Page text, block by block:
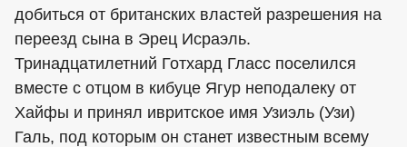
добиться от британских властей разрешения на
переезд сына в Эрец Исраэль.
Тринадцатилетний Готхард Гласс поселился
вместе с отцом в кибуце Ягур неподалеку от
Хайфы и принял ивритское имя Узиэль (Узи)
Галь, под которым он станет известным всему